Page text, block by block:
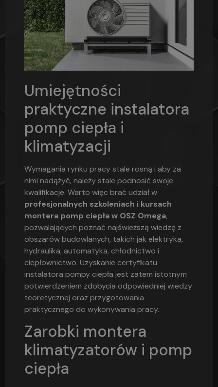
Umiejętności
praktyczne instalatora
pomp ciepła i
klimatyzacji
Wymagania rynku pracy stale rosną i aby za
nimi nadążyć, należy stale podnosić swoje
kwalifikacje. Warto więc brać udział w
profesjonalnych szkoleniach i kursach
montera pomp ciepła w OSZ Omega,
pozwalających poznać najświeższą wiedzę z
obszarów budowlanych, takich jak elektryka,
hydraulika, automatyka, chłodnictwo i
ciepłownictwo. Uzyskanie certyfikatu
instalatora pompy ciepła jest zatem istotnym
potwierdzeniem zdobycia odpowiedniej wiedzy
teoretycznej oraz przygotowania
praktycznego do wykonywania pracy.
Zarobki montera
klimatyzatorów i pomp
ciepła